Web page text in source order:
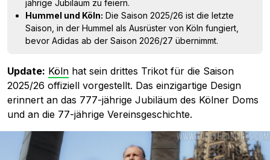
jährige Jubiläum zu feiern.
Hummel und Köln: Die Saison 2025/26 ist die letzte
Saison, in der Hummel als Ausrüster von Köln fungiert,
bevor Adidas ab der Saison 2026/27 übernimmt.
Update: Köln hat sein drittes Trikot für die Saison
2025/26 offiziell vorgestellt. Das einzigartige Design
erinnert an das 777-jährige Jubiläum des Kölner Doms
und an die 77-jährige Vereinsgeschichte.